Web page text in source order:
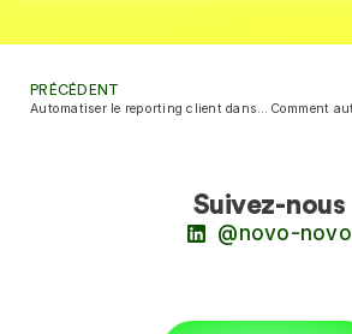
PRÉCÉDENT
Automatiser le reporting client dans votre agence marketing
Suivez-nous
@novo-novo